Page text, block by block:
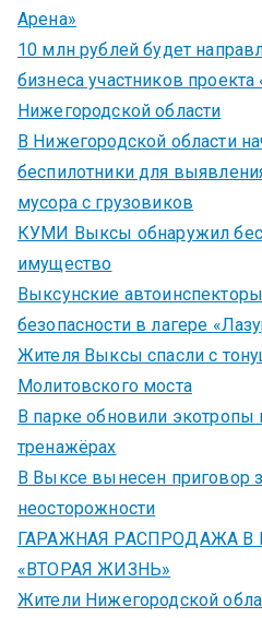
Арена»
10 млн рублей будет
бизнеса участников
Нижегородской области
В Нижегородской области
беспилотники для
мусора с грузовиков
КУМИ Выксы обнаружил
имущество
Выксунские
безопасности в лагере
Жителя Выксы спасли с
Молитовского моста
В парке обновили экотропы
тренажёрах
В Выксе вынесен приговор
неосторожности
ГАРАЖНАЯ РАСПРОДАЖА
«ВТОРАЯ ЖИЗНЬ»
Жители Нижегородской